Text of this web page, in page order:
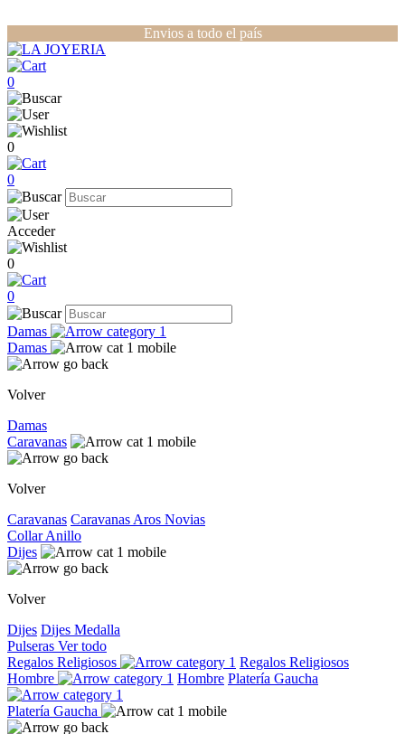
Envios a todo el país
0
0
0
Acceder
0
0
Damas
Damas
Volver
Damas
Caravanas
Volver
Caravanas Caravanas Aros Novias
CollarAnillo
Dijes
Volver
Dijes Dijes Medalla
Pulseras Ver todo
Regalos Religiosos
Regalos Religiosos
Hombre
Hombre Platería Gaucha
Platería Gaucha